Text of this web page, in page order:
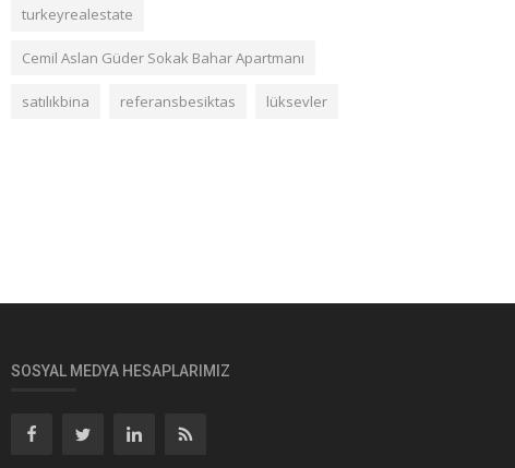
turkeyrealestate
Cemil Aslan Güder Sokak Bahar Apartmanı
satılıkbina referansbesiktas lüksevler
SOSYAL MEDYA HESAPLARIMIZ